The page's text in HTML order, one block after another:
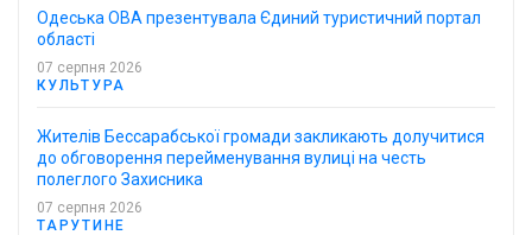
Одеська ОВА презентувала Єдиний туристичний портал
області
07 серпня 2026
КУЛЬТУРА
Жителів Бессарабської громади закликають долучитися
до обговорення перейменування вулиці на честь
полеглого Захисника
07 серпня 2026
ТАРУТИНЕ